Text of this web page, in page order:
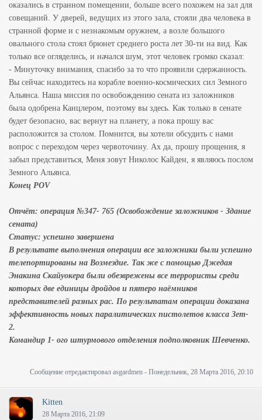
оказались в странном помещении, больше всего похожем на зал для
совещаний. У дверей, ведущих из этого зала, стояли два человека в
странной форме и с незнакомым оружием, а возле большого
овального стола стоял брюнет среднего роста лет 30-ти на вид. Как
только все огляделись, и начался шум, этот человек громко сказал:
- Минуточку внимания, спасибо за то что проявили сдержанность.
Вы сейчас находитесь на корабле военно-космических сил Земного
Альянса. Наша миссия по освобождению сената из заложников
была одобрена Канцлером, поэтому вы здесь. Как только в сенате
будет безопасно, вас вернут на планету, а пока прошу вас
расположится за столом. Помнится, вы хотели обсудить с нами
вопрос с переходом через червоточину. Ах да, прошу прощения, я
забыл представиться, Меня зовут Николос Кайден, я являюсь послом
Земного Альянса.
Конец POV
Отчёт: операция №347- 765 (Освобождение заложников - Здание
сената)
Статус: успешно завершена
В результате выполнения операции все заложники были успешно
телепортированы на Возмездие. Так же с помощью Джедая
Энакина Скайуокера были обезврежены все террористы среди
которых две единицы дройдов и пятеро наёмников
представителей разных рас. По результатам операции доказана
эффективность новых паралитических пистолетов класса Зет-
2.
Командир 1- ого штурмового отделения подполковник Шевченко.
Сообщение отредактировал asgardmen - Понедельник, 28 Марта 2016, 20:10
Kitten
28 Марта 2016, 21:09